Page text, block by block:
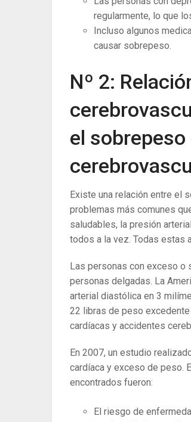
regularmente, lo que
Incluso algunos
causar sobrepeso.
Nº 2:
el
Existe una relación entre el
problemas más comunes
saludables, la presión
todos a la vez. Todas estas
Las personas con exceso o
personas delgadas. La
arterial diastólica en 3
22 libras de peso
cardíacas y accidentes
En 2007, un estudio
cardíaca y exceso de peso.
encontrados fueron:
El riesgo de